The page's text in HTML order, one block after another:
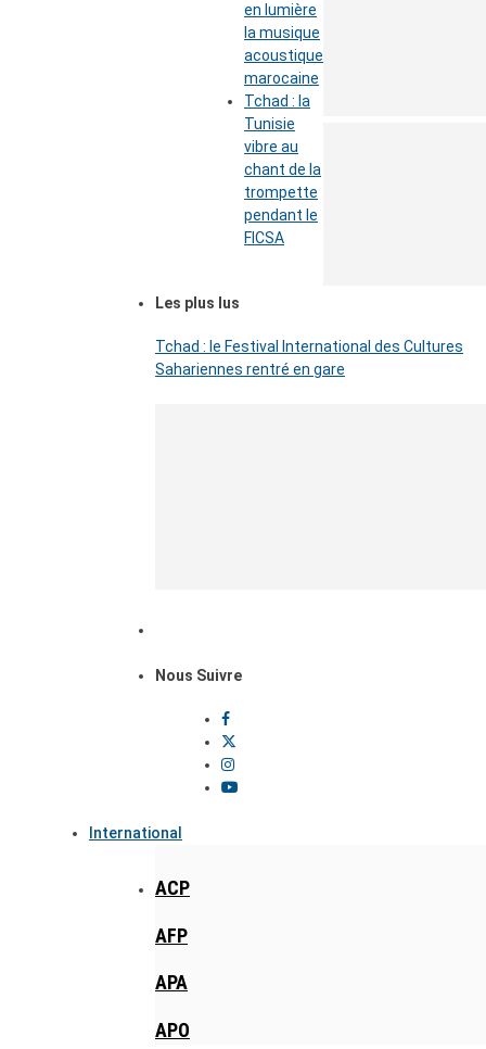
en lumière
la musique
acoustique
marocaine
Tchad : la
Tunisie
vibre au
chant de la
trompette
pendant le
FICSA
Les plus lus
Tchad : le Festival International des Cultures
Sahariennes rentré en gare
Nous Suivre
International
ACP
AFP
APA
APO